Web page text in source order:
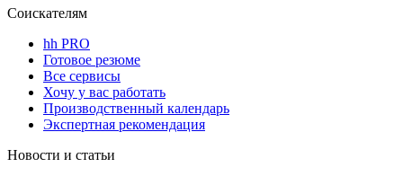
Соискателям
hh PRO
Готовое резюме
Все сервисы
Хочу у вас работать
Производственный календарь
Экспертная рекомендация
Новости и статьи